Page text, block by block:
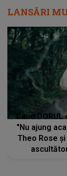
LANSĂRI
Când
"Nu ajung
Theo Rose